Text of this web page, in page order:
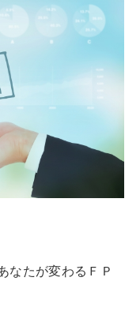
なたが変わるＦＰ